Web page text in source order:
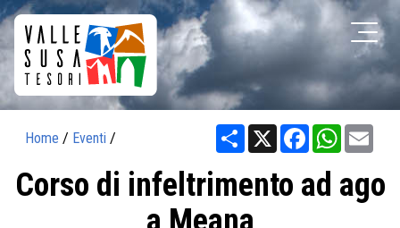
Home / Eventi / Share X Facebook
Corso di infeltrimento ad ago
a Meana